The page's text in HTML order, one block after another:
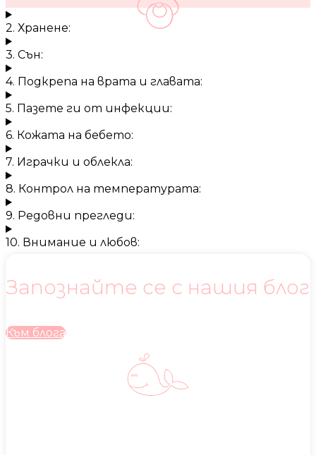
2. Хранене:
3. Сън:
4. Подкрепа на врата и главата:
5. Пазете ги от инфекции:
6. Кожата на бебето:
7. Играчки и облекла:
8. Контрол на температурата:
9. Редовни прегледи:
10. Внимание и любов:
Запознайте се с нашия блог
Към блога